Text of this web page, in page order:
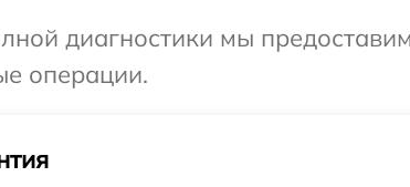
диагностики мы
операции.